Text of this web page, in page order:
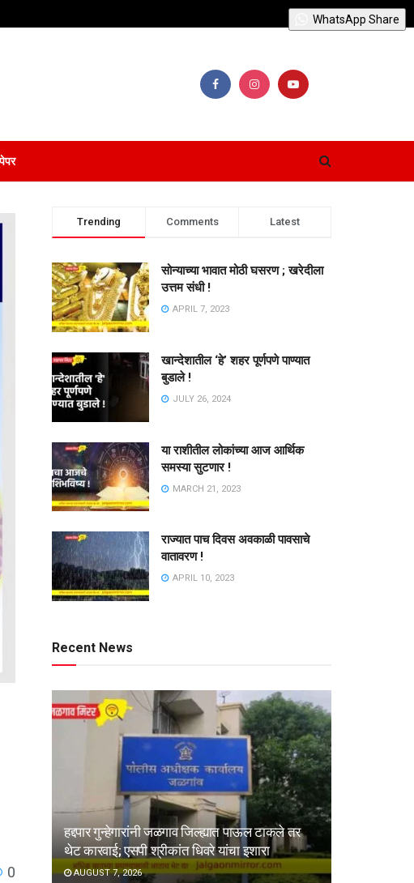
0
Trending Comments Latest
सोन्याच्या भावात मोठी घसरण ; खरेदीला
उत्तम संधी !
APRIL 7, 2023
खान्देशातील ‘हे’ शहर पूर्णपणे पाण्यात
बुडाले !
JULY 26, 2024
या राशीतील लोकांच्या आज आर्थिक
समस्या सुटणार !
MARCH 21, 2023
राज्यात पाच दिवस अवकाळी पावसाचे
वातावरण !
APRIL 10, 2023
Recent News
हद्दपार गुन्हेगारांनी जळगाव जिल्ह्यात पाऊल टाकले तर
थेट कारवाई; एसपी श्रीकांत धिवरे यांचा इशारा
AUGUST 7, 2026
WhatsApp Share